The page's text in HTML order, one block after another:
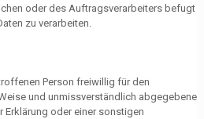
oder des Auftragsverarbeiters befugt
zu verarbeiten.
Person freiwillig für den
und unmissverständlich abgegebene
Erklärung oder einer sonstigen